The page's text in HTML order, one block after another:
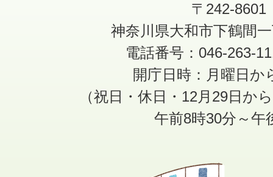
〒242-8601
神奈川県大和市下鶴間
電話番号：046-263-
開庁日時：月曜日か
（祝日・休日・12月29日か
午前8時30分～午